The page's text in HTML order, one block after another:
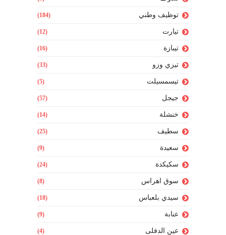
توظيف وطني (184)
تيارت (12)
تيبازة (16)
تيزي وزو (33)
تيسمسيلت (5)
جيجل (57)
خنشلة (14)
سطيف (25)
سعيدة (9)
سكيكدة (24)
سوق اهراس (8)
سيدي بلعباس (18)
عنابة (9)
عين الدفلى (4)